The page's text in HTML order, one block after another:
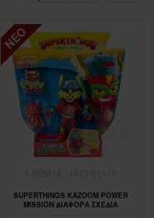
ΝΈΟ
SUPERTHINGS KAZOOM POWER
MISSION ΔΙΑΦΟΡΑ ΣΧΕΔΙΑ